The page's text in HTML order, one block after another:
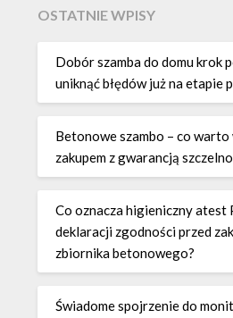
OSTATNIE WPISY
Dobór szamba do domu krok
uniknąć błędów już na etapie
Betonowe szambo – co warto
zakupem z gwarancją
Co oznacza higieniczny atest
deklaracji zgodności przed
zbiornika betonowego?
Świadome spojrzenie do